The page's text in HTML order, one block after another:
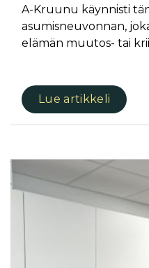
A-Kruunu käynnisti
asumisneuvonnan,
elämän muutos- tai
Lue artikkeli